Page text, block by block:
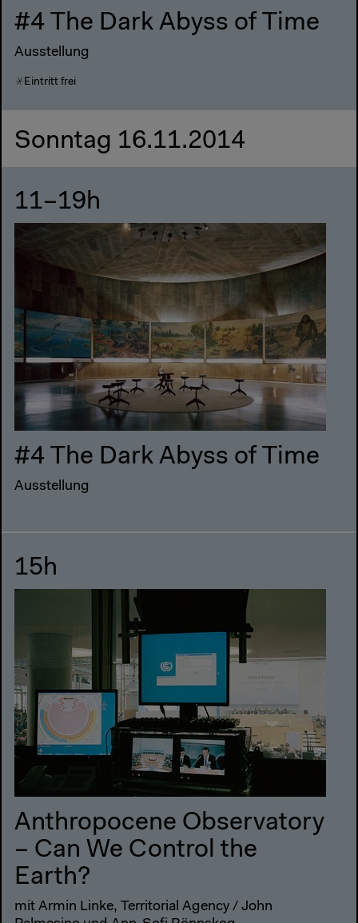
#4 The Dark Abyss of Time
Ausstellung
Eintritt frei
Sonntag 16.11.2014
11–19h
#4 The Dark Abyss of Time
Ausstellung
15h
Anthropocene Observatory
– Can We Control the
Earth?
mit Armin Linke, Territorial Agency / John